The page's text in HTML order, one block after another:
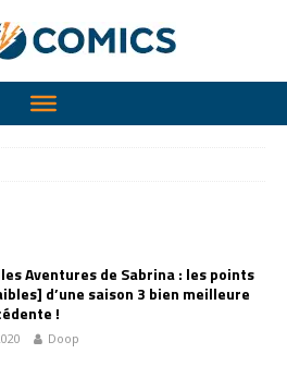
Aventures de Sabrina : les points
d’une saison 3 bien meilleure
!
Doop